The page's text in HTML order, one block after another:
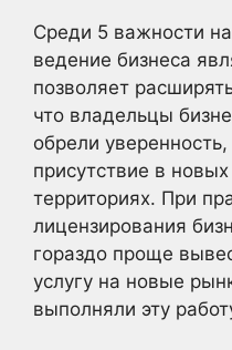
Среди 5 важности
ведение бизнеса
позволяет
что владельцы
обрели
присутствие в
территориях. При
лицензирования
гораздо проще
услугу на новые
выполняли эту